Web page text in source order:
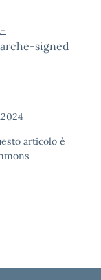
signed
articolo è